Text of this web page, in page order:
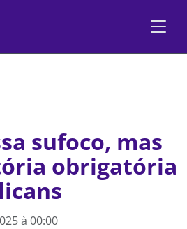
sufoco, mas
obrigatória
à 00:00